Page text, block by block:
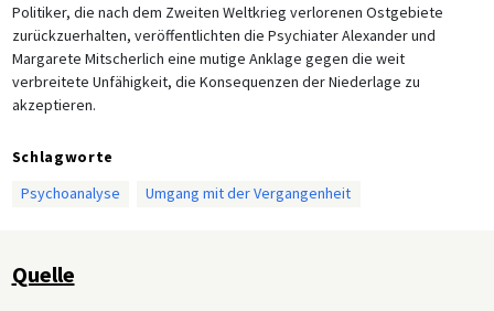
Politiker, die nach dem Zweiten Weltkrieg verlorenen Ostgebiete
zurückzuerhalten, veröffentlichten die Psychiater Alexander und
Margarete Mitscherlich eine mutige Anklage gegen die weit
verbreitete Unfähigkeit, die Konsequenzen der Niederlage zu
akzeptieren.
Schlagworte
Psychoanalyse
Umgang mit der Vergangenheit
Quelle